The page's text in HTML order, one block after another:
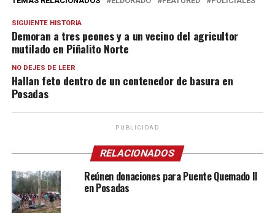
SIGUIENTE HISTORIA
Demoran a tres peones y a un vecino del agricultor
mutilado en Piñalito Norte
NO DEJES DE LEER
Hallan feto dentro de un contenedor de basura en
Posadas
PUBLICIDAD
RELACIONADOS
Reúnen donaciones para Puente Quemado II
en Posadas